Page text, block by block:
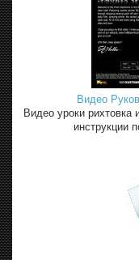
Видео
Видео уроки рихтовка
инструкции